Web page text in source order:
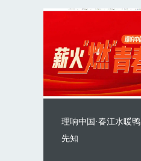
理响中国·春江水暖鸭
先知